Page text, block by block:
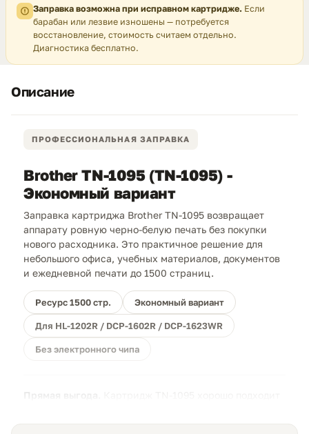
Заправка возможна при исправном картридже. Если
барабан или лезвие изношены — потребуется
восстановление, стоимость считаем отдельно.
Диагностика бесплатно.
Описание
ПРОФЕССИОНАЛЬНАЯ ЗАПРАВКА
Brother TN-1095 (TN-1095) -
Экономный вариант
Заправка картриджа Brother TN-1095 возвращает
аппарату ровную черно-белую печать без покупки
нового расходника. Это практичное решение для
небольшого офиса, учебных материалов, документов
и ежедневной печати до 1500 страниц.
Ресурс 1500 стр. Экономный вариант
Для HL-1202R / DCP-1602R / DCP-1623WR
Без электронного чипа
Прямая выгода.
снижаются, а рабочий ресурс остается близким к